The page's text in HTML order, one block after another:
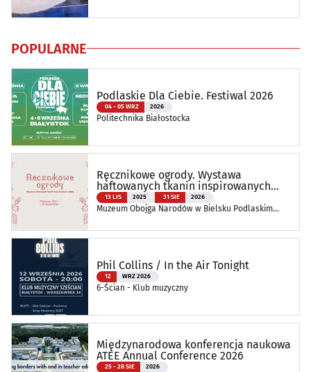
POPULARNE
Podlaskie Dla Ciebie. Festiwal 2026
04 - 05 WRZ 2026
Politechnika Białostocka
Ręcznikowe ogrody. Wystawa
haftowanych tkanin inspirowanych
naturą
13 LIS 2025 31 SIE 2026
Muzeum Obojga Narodów w Bielsku Podlaskim
Phil Collins / In the Air Tonight
12 WRZ 2026
6-Ścian - Klub muzyczny
Międzynarodowa konferencja naukowa
ATEE Annual Conference 2026
25 - 28 SIE 2026